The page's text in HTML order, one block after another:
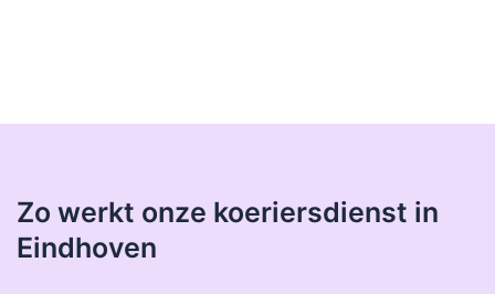
Zo werkt onze koeriersdienst in
Eindhoven